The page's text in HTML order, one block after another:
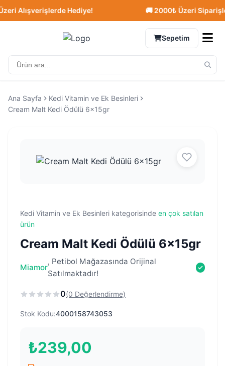
Alışverişlerde Hediye! 🚚 2000₺ Üzeri
Sepetim
Ana Sayfa
Kedi Vitamin ve Ek Besinleri
Cream Malt Kedi Ödülü 6x15gr
Kedi Vitamin ve Ek Besinleri kategorisinde en çok satılan
ürün
Cream Malt Kedi Ödülü 6x15gr
Miamor
, Petibol Mağazasında Orijinal
Satılmaktadır!
0(0 Değerlendirme)
Stok Kodu:4000158743053
₺239,00